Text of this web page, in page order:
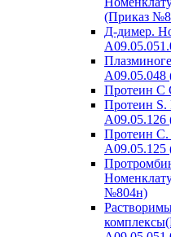
(Приказ
Д-димер.
Протеин C
Протеин
Протеин
№804н)